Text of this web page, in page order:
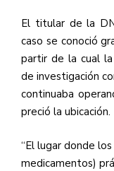
El titular de la
caso se conoció
partir de la cual
de investigación
continuaba
preció la ubicación.
“El lugar donde
medicamentos)